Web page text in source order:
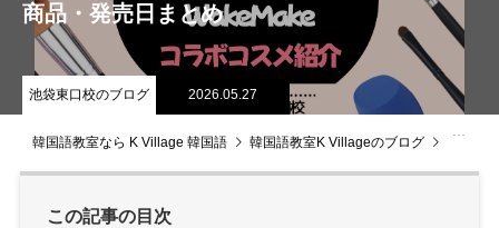
スケジュール
K Village韓国留学
商品・発売日まとめ
池袋東口校のブログ 2026.05.27
韓国語教室なら K Village 韓国語 韓国語教室K Villageのブログ
この記事の目次